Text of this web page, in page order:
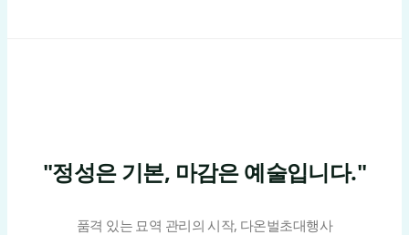
"정성은 기본, 마감은 예술입니다."
품격 있는 묘역 관리의 시작, 다온벌초대행사